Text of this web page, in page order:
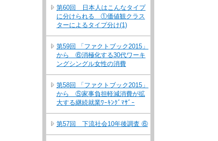
第60回 日本人はこんなタイプ
に分けられる ①価値観クラス
ターによるタイプ分け(1)
第59回 「ファクトブック2015」
から ⑥消極化する30代ワーキ
ングシングル女性の消費
第58回 「ファクトブック2015」
から ⑤家事負担軽減消費が拡
大する継続就業ﾜｰｷﾝｸﾞﾏｻﾞｰ
第57回 下流社会10年後調査 ⑥